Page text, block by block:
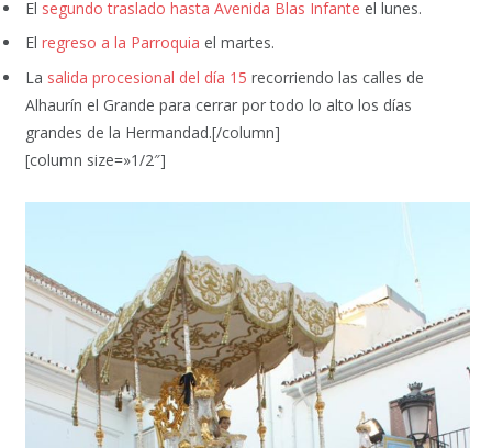
El segundo traslado hasta Avenida Blas Infante el lunes.
El regreso a la Parroquia el martes.
La salida procesional del día 15 recorriendo las calles de
Alhaurín el Grande para cerrar por todo lo alto los días
grandes de la Hermandad.[/column]
[column size=»1/2″]